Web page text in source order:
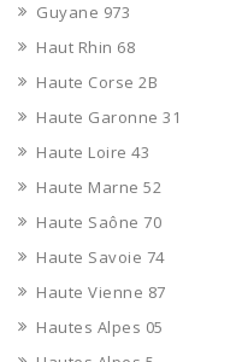
Guyane 973
Haut Rhin 68
Haute Corse 2B
Haute Garonne 31
Haute Loire 43
Haute Marne 52
Haute Saône 70
Haute Savoie 74
Haute Vienne 87
Hautes Alpes 05